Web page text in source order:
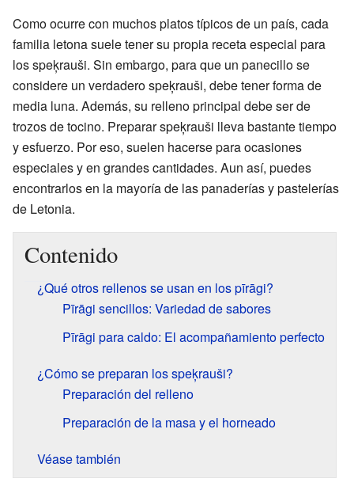
Como ocurre con muchos platos típicos de un país, cada
familia letona suele tener su propia receta especial para
los speķrauši. Sin embargo, para que un panecillo se
considere un verdadero speķrauši, debe tener forma de
media luna. Además, su relleno principal debe ser de
trozos de tocino. Preparar speķrauši lleva bastante tiempo
y esfuerzo. Por eso, suelen hacerse para ocasiones
especiales y en grandes cantidades. Aun así, puedes
encontrarlos en la mayoría de las panaderías y pastelerías
de Letonia.
Contenido
¿Qué otros rellenos se usan en los pīrāgi?
Pīrāgi sencillos: Variedad de sabores
Pīrāgi para caldo: El acompañamiento perfecto
¿Cómo se preparan los speķrauši?
Preparación del relleno
Preparación de la masa y el horneado
Véase también